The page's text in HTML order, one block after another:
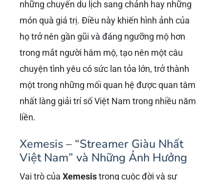
những chuyến du lịch sang chảnh hay những
món quà giá trị. Điều này khiến hình ảnh của
họ trở nên gần gũi và đáng ngưỡng mộ hơn
trong mắt người hâm mộ, tạo nên một câu
chuyện tình yêu có sức lan tỏa lớn, trở thành
một trong những mối quan hệ được quan tâm
nhất làng giải trí số Việt Nam trong nhiều năm
liền.
Xemesis – “Streamer Giàu Nhất
Việt Nam” và Những Ảnh Hưởng
Vai trò của Xemesistrong cuộc đời và sự